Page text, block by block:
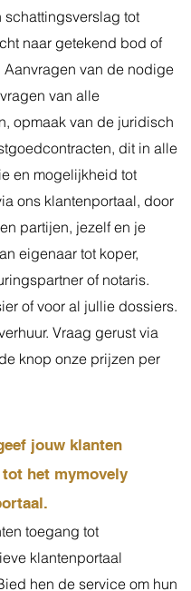
schattingsverslag tot
naar getekend bod of
Aanvragen van de nodige
van alle
opmaak van de juridisch
dit in alle
en mogelijkheid tot
ons klantenportaal, door
partijen, jezelf en je
eigenaar tot koper,
of notaris.
of voor al jullie dossiers.
Vraag gerust via
knop onze prijzen per
jouw klanten
het mymovely
toegang tot
klantenportaal
hen de service om hun